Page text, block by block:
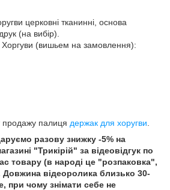
церковні тканинні, основа
(на вибір).
Хоргуви (вишьем на замовлення):
продажу палиця держак для хоругви
разову знижку -5% на
"Трикірій" за відеовідгук по
товару (в народі це "розпаковка",
відеоролика близько 30-
при чому знімати себе не